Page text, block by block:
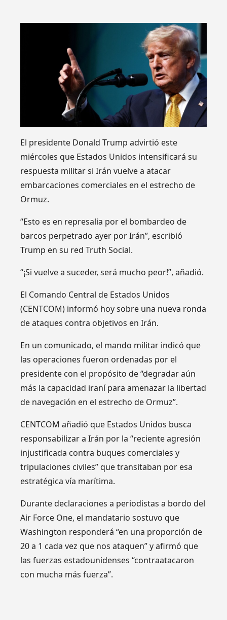
El presidente Donald Trump advirtió este
miércoles que Estados Unidos intensificará su
respuesta militar si Irán vuelve a atacar
embarcaciones comerciales en el estrecho de
Ormuz.
“Esto es en represalia por el bombardeo de
barcos perpetrado ayer por Irán”, escribió
Trump en su red Truth Social.
“¡Si vuelve a suceder, será mucho peor!”, añadió.
El Comando Central de Estados Unidos
(CENTCOM) informó hoy sobre una nueva ronda
de ataques contra objetivos en Irán.
En un comunicado, el mando militar indicó que
las operaciones fueron ordenadas por el
presidente con el propósito de “degradar aún
más la capacidad iraní para amenazar la libertad
de navegación en el estrecho de Ormuz”.
CENTCOM añadió que Estados Unidos busca
responsabilizar a Irán por la “reciente agresión
injustificada contra buques comerciales y
tripulaciones civiles” que transitaban por esa
estratégica vía marítima.
Durante declaraciones a periodistas a bordo del
Air Force One, el mandatario sostuvo que
Washington responderá “en una proporción de
20 a 1 cada vez que nos ataquen” y afirmó que
las fuerzas estadounidenses “contraatacaron
con mucha más fuerza”.